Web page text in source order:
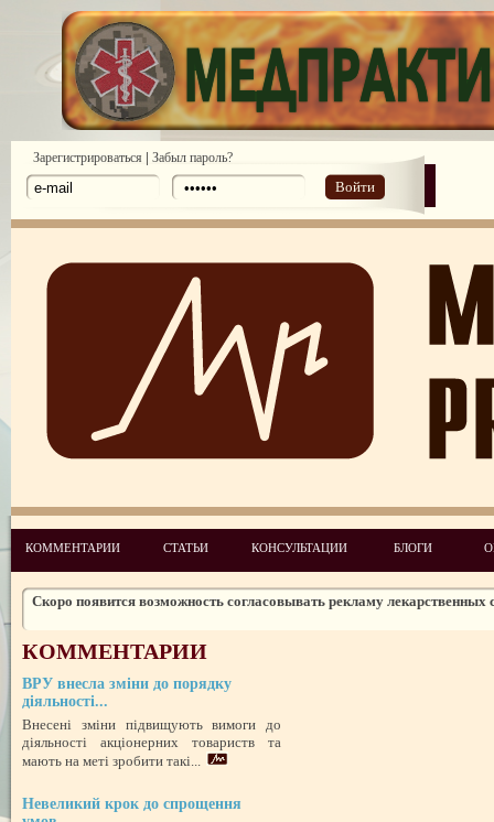
Зарегистрироваться | Забыл пароль?
Войти
КОММЕНТАРИИ СТАТЬИ КОНСУЛЬТАЦИИ БЛОГИ
Законодательство: нормативные акты и проекты №1 2010
Законодательство: нормативные акты и проекты №2 2010
Законодательство: нормативные акты и проекты № 5 2010
Новые лицензионные условия осуществления деятельности по
практике
Чего ожидать налогоплательщикам в 2011 году
Скоро появится возможность согласовывать рекламу лекарственных
Обзор изменений налогового законодательства на 2012 год
КОММЕНТАРИИ
ВРУ внесла зміни до порядку
діяльності...
Внесені зміни підвищують вимоги до
діяльності акціонерних товариств та
мають на меті зробити такі...
Невеликий крок до спрощення